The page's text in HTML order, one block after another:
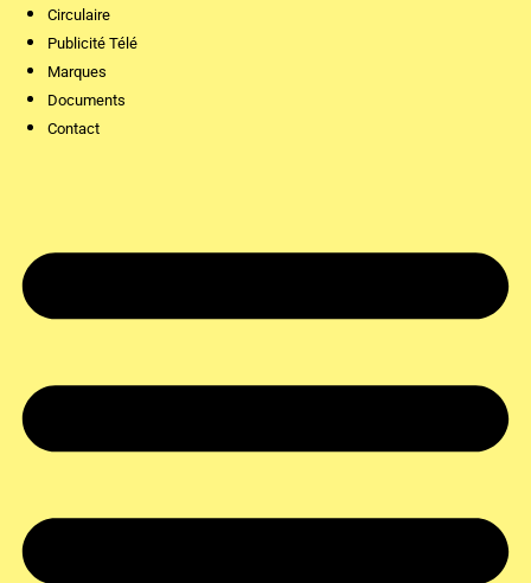
Circulaire
Publicité Télé
Marques
Documents
Contact